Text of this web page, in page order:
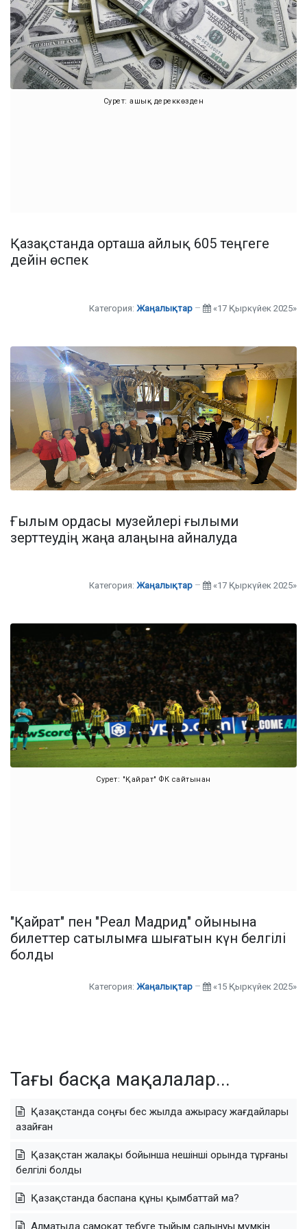
Сурет: ашық дереккөзден
Қазақстанда орташа айлық 605 теңгеге
дейін өспек
Категория: Жаңалықтар «17 Қыркүйек 2025»
Ғылым ордасы музейлері ғылыми
зерттеудің жаңа алаңына айналуда
Категория: Жаңалықтар «17 Қыркүйек 2025»
Сурет: "Қайрат" ФК сайтынан
"Қайрат" пен "Реал Мадрид" ойынына
билеттер сатылымға шығатын күн белгілі
болды
Категория: Жаңалықтар «15 Қыркүйек 2025»
Тағы басқа мақалалар...
Қазақстанда соңғы бес жылда ажырасу жағдайлары
азайған
Қазақстан жалақы бойынша нешінші орында тұрғаны
белгілі болды
Қазақстанда баспана құны қымбаттай ма?
Алматыда самокат тебуге тыйым салынуы мүмкін